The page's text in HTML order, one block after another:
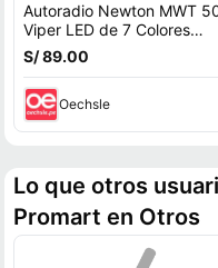
Autoradio Newton MWT
Viper LED de 7 Colores
Extraíble FM SD BT
S/ 89.00
Oechsle
Lo que otros
Promart en Otros